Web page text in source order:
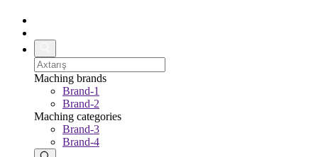
Maching brands
Brand-1
Brand-2
Maching categories
Brand-3
Brand-4